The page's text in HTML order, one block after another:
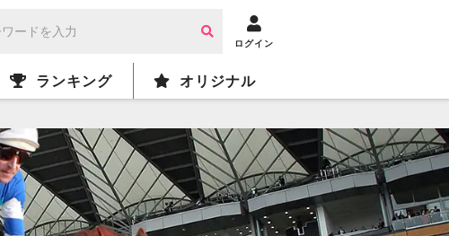
ログイン
ランキング オリジナル